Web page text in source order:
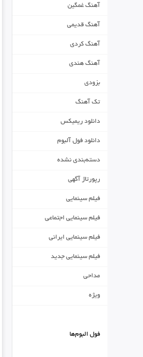
آهنگ غمگین
آهنگ قدیمی
آهنگ کردی
آهنگ هندی
بزودی
تک آهنگ
دانلود ریمیکس
دانلود فول آلبوم
دسته‌بندی نشده
رپورتاژ آگهی
فیلم سینمایی
فیلم سینمایی اجتماعی
فیلم سینمایی ایرانی
فیلم سینمایی جدید
مداحی
ویژه
فول البوم‌ها